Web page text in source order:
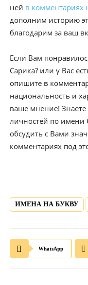
ней в комментариях
дополним историю
благодарим за ваш
Если Вам
Сарика? или у Вас
опишите в
национальность и
ваше мнение!
личностей по имени
обсудить с Вами
комментариях под
ИМЕНА НА БУКВУ
WhatsApp